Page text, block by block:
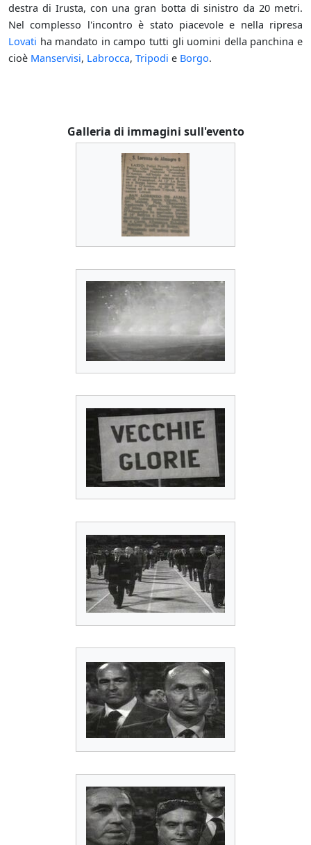
destra di Irusta, con una gran botta di sinistro da 20 metri.
Nel complesso l'incontro è stato piacevole e nella ripresa
Lovati ha mandato in campo tutti gli uomini della panchina e
cioè Manservisi, Labrocca, Tripodi e Borgo.
Galleria di immagini sull'evento